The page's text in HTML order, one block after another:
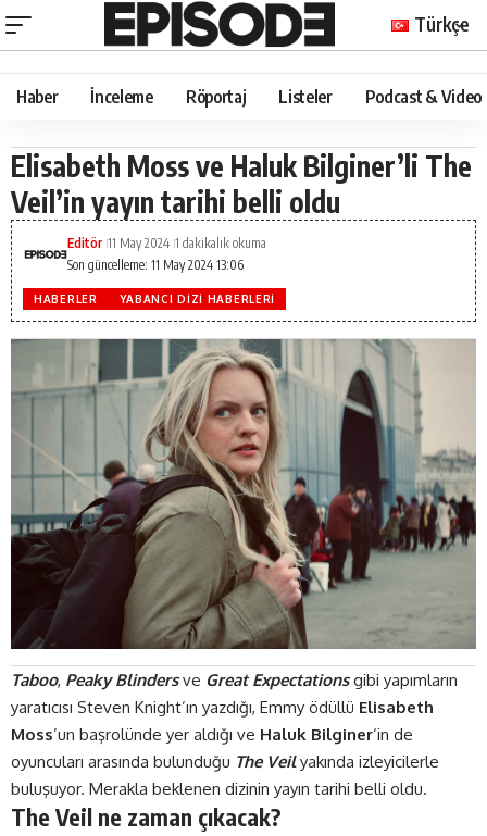
Türkçe
Haber İnceleme Röportaj Listeler Podcast & Video
Elisabeth Moss ve Haluk Bilginer’li The
Veil’in yayın tarihi belli oldu
Son güncelleme: 11 May 2024 13:06
Editör 11 May 2024 1 dakikalık okuma
HABERLER YABANCI DIZI HABERLERI
Taboo, Peaky Blindersve Great Expectationsgibi yapımların
yaratıcısı Steven Knight’ın yazdığı, Emmy ödüllü Elisabeth
Moss’un başrolünde yer aldığı ve Haluk Bilginer‘in de
oyuncuları arasında bulunduğu The Veilyakında izleyicilerle
buluşuyor. Merakla beklenen dizinin yayın tarihi belli oldu.
The Veil ne zaman çıkacak?